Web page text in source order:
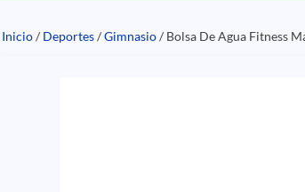
Inicio/ Deportes/Gimnasio/ Bolsa De Agua Fitness